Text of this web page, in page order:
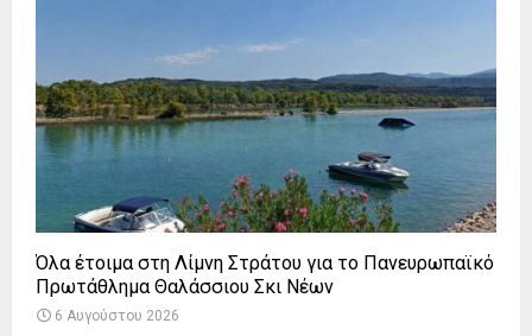
Όλα έτοιμα στη Λίμνη Στράτου για το Πανευρωπαϊκό
Πρωτάθλημα Θαλάσσιου Σκι Νέων
6 Αυγούστου 2026